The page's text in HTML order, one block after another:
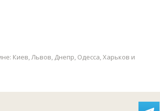
Киев, Львов, Днепр, Одесса, Харьков и